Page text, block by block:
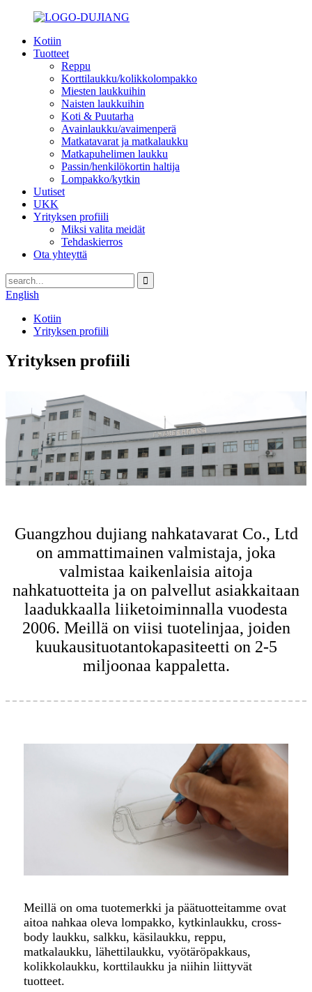
Kotiin
Tuotteet
Reppu
Korttilaukku/kolikkolompakko
Miesten laukkuihin
Naisten laukkuihin
Koti & Puutarha
Avainlaukku/avaimenperä
Matkatavarat ja matkalaukku
Matkapuhelimen laukku
Passin/henkilökortin haltija
Lompakko/kytkin
Uutiset
UKK
Yrityksen profiili
Miksi valita meidät
Tehdaskierros
Ota yhteyttä
English
Kotiin
Yrityksen profiili
Yrityksen profiili
Guangzhou dujiang nahkatavarat Co., Ltd
on ammattimainen valmistaja, joka
valmistaa kaikenlaisia ​​aitoja
nahkatuotteita ja on palvellut asiakkaitaan
laadukkaalla liiketoiminnalla vuodesta
2006. Meillä on viisi tuotelinjaa, joiden
kuukausituotantokapasiteetti on 2-5
miljoonaa kappaletta.
Meillä on oma tuotemerkki ja päätuotteitamme ovat
aitoa nahkaa oleva lompakko, kytkinlaukku, cross-
body laukku, salkku, käsilaukku, reppu,
matkalaukku, lähettilaukku, vyötäröpakkaus,
kolikkolaukku, korttilaukku ja niihin liittyvät
tuotteet.